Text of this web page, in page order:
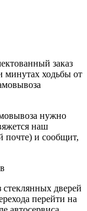
заказ
минутах ходьбы от
нужно
наш
почте) и сообщит,
дверей
перейти на